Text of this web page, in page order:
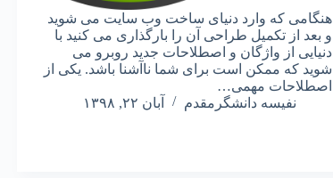
هنگامی که وارد دنیای ساخت وب سایت می شوید
و بعد از تکمیل طراحی آن را بارگذاری می کنید با
دنیایی از واژگان و اصطلاحات جدید روبرو می
شوید که ممکن است برای شما ناآشنا باشد. یکی از
اصطلاحات مهمی…
نفیسه دانشگرمقدم
آبان ۲۲, ۱۳۹۸